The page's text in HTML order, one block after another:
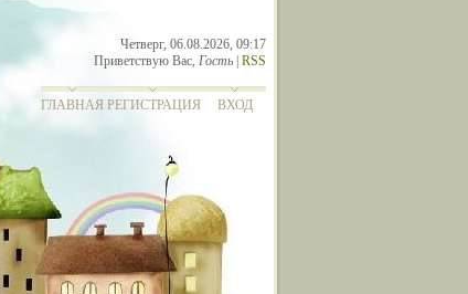
Четверг, 06.08.2026, 09:17
Приветствую Вас, Гость RSS
ГЛАВНАЯ РЕГИСТРАЦИЯ ВХОД